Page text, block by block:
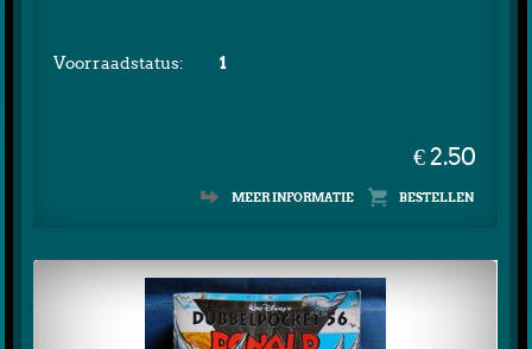
€ 2.50
Voorraadstatus: 1
MEER INFORMATIE